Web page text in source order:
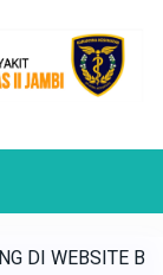
(Maju,
~ BKK
DI WEBSITE